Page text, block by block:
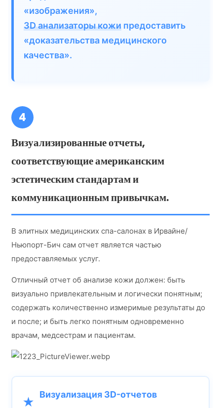
«изображения»,
3D анализаторы кожипредоставить
«доказательства медицинского
качества».
4
Визуализированные отчеты,
соответствующие американским
эстетическим стандартам и
коммуникационным привычкам.
В элитных медицинских спа-салонах в Ирвайне/
Ньюпорт-Бич сам отчет является частью
предоставляемых услуг.
Отличный отчет об анализе кожи должен: быть
визуально привлекательным и логически понятным;
содержать количественно измеримые результаты до
и после; и быть легко понятным одновременно
врачам, медсестрам и пациентам.
Визуализация 3D-отчетов